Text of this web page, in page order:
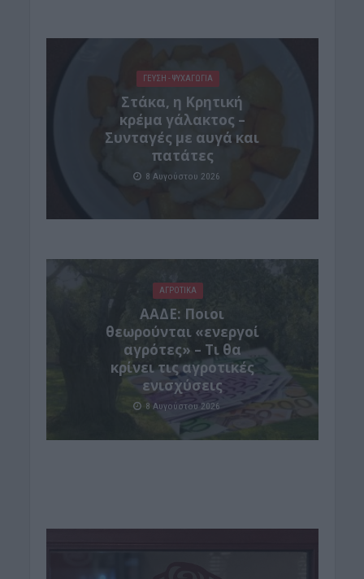
ΓΕΎΣΗ - ΨΥΧΑΓΩΓΊΑ
Στάκα, η Κρητική
κρέμα γάλακτος –
Συνταγές με αυγά και
πατάτες
8 Αυγούστου 2026
ΑΓΡΟΤΙΚΑ
ΑΑΔΕ: Ποιοι
θεωρούνται «ενεργοί
αγρότες» – Τι θα
κρίνει τις αγροτικές
ενισχύσεις
8 Αυγούστου 2026